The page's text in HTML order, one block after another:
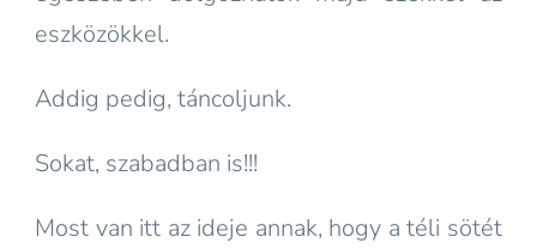
eszközökkel.
Addig pedig, táncoljunk.
Sokat, szabadban is!!!
Most van itt az ideje annak, hogy a téli sötét